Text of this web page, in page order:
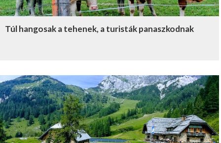
Túl hangosak a tehenek, a turisták panaszkodnak